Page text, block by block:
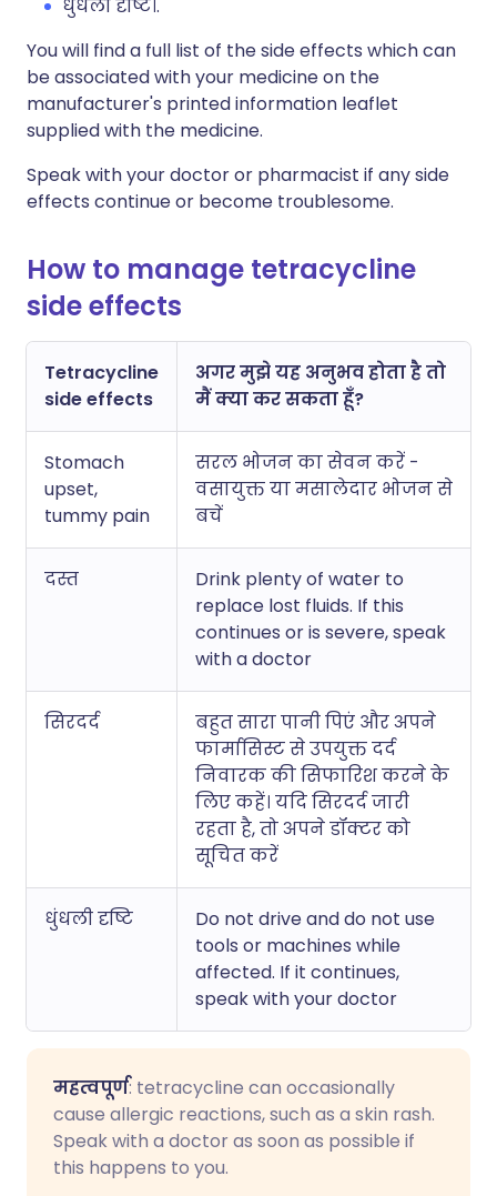
धुंधली दृष्टि।.
You will find a full list of the side effects which can
be associated with your medicine on the
manufacturer's printed information leaflet
supplied with the medicine.
Speak with your doctor or pharmacist if any side
effects continue or become troublesome.
How to manage tetracycline
side effects
Tetracycline
side effects
अगर मुझे यह अनुभव होता है तो
मैं क्या कर सकता हूँ?
Stomach
upset,
tummy pain
सरल भोजन का सेवन करें -
वसायुक्त या मसालेदार भोजन से
बचें
दस्त
Drink plenty of water to
replace lost fluids. If this
continues or is severe, speak
with a doctor
सिरदर्द
बहुत सारा पानी पिएं और अपने
फार्मासिस्ट से उपयुक्त दर्द
निवारक की सिफारिश करने के
लिए कहें। यदि सिरदर्द जारी
रहता है, तो अपने डॉक्टर को
सूचित करें
धुंधली दृष्टि
Do not drive and do not use
tools or machines while
affected. If it continues,
speak with your doctor
महत्वपूर्ण: tetracycline can occasionally
cause allergic reactions, such as a skin rash.
Speak with a doctor as soon as possible if
this happens to you.